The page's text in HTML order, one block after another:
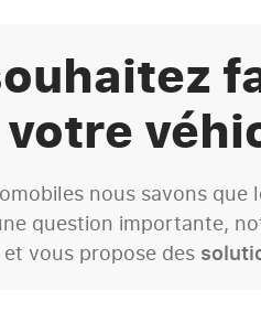
votre
nous savons que
question importante,
vous propose des